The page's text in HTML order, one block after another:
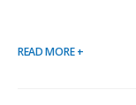
READ MORE +